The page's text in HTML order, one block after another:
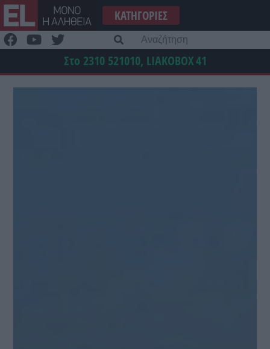
Μετάβαση
στο
περιεχόμενο
ΚΑΤΗΓΟΡΊΕΣ
Στο 2310 521010, LIAKOBOX41